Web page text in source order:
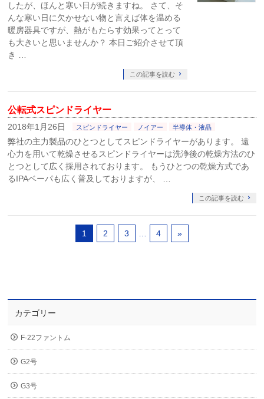
したが、ほんと寒い日が続きますね。 さて、そ
んな寒い日に欠かせない物と言えば体を温める
暖房器具ですが、熱がもたらす効果ってとって
も大きいと思いませんか？ 本日ご紹介させて頂
き …
この記事を読む
公転式スピンドライヤー
2018年1月26日 スピンドライヤー ノイアー 半導体・液晶
弊社の主力製品のひとつとしてスピンドライヤーがあります。 遠
心力を用いて乾燥させるスピンドライヤーは洗浄後の乾燥方法のひ
とつとして広く採用されております。 もうひとつの乾燥方式であ
るIPAベーパも広く普及しておりますが、 …
この記事を読む
1 2 3 4 »
カテゴリー
F-22ファントム
G2号
G3号